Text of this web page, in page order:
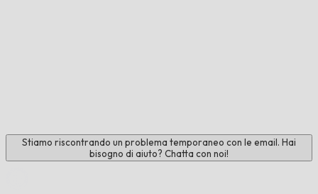
Stiamo riscontrando un problema temporaneo con le email. Hai
bisogno di aiuto? Chatta con noi!